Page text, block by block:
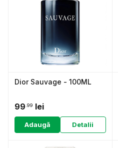
Dior Sauvage - 100ML
99 .99 lei
Adaugă Detalii